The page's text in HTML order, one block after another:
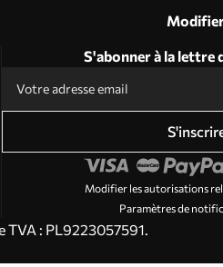
S'abonner à la
Modifier les autorisations
Paramètres de
TVA : PL9223057591.